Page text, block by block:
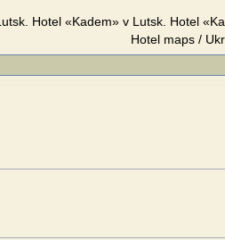
Hotel «Kadem» v Lutsk. Hotel
Hotel maps /